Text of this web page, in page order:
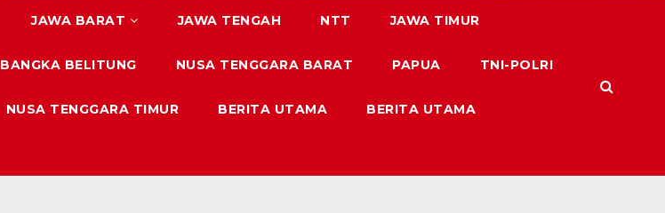
JAWA BARAT JAWA TENGAH NTT JAWA TIMUR
BANGKA BELITUNG NUSA TENGGARA BARAT PAPUA TNI-POLRI
NUSA TENGGARA TIMUR BERITA UTAMA BERITA UTAMA